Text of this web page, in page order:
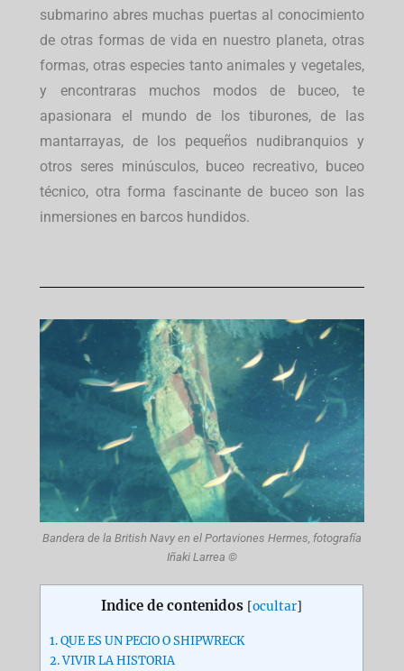
submarino abres muchas puertas al conocimiento
de otras formas de vida en nuestro planeta, otras
formas, otras especies tanto animales y vegetales,
y encontraras muchos modos de buceo, te
apasionara el mundo de los tiburones, de las
mantarrayas, de los pequeños nudibranquios y
otros seres minúsculos, buceo recreativo, buceo
técnico, otra forma fascinante de buceo son las
inmersiones en barcos hundidos.
Bandera de la British Navy en el Portaviones Hermes, fotografía
Iñaki Larrea ©
Indice de contenidos [ocultar]
1.QUE ES UN PECIO O SHIPWRECK
2.VIVIR LA HISTORIA